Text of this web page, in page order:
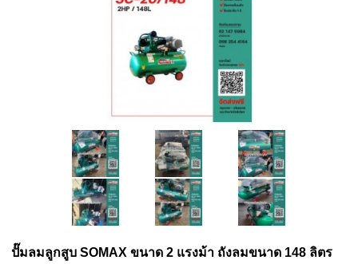
ปั๊มลมลูกสูบ SOMAX ขนาด 2 แรงม้า ถังลมขนาด 148 ลิตร